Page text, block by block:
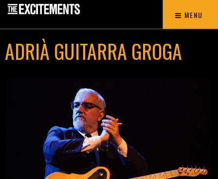
MENU
ADRIÀ GUITARRA GROGA